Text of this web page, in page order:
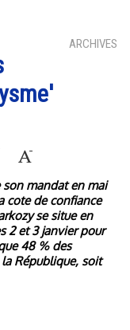
ARCHIVES
mandat en mai
cote de confiance
se situe en
2 et 3 janvier pour
48 % des
République, soit